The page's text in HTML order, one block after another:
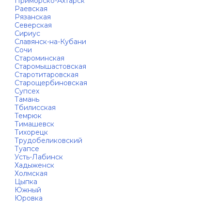
Раевская
Рязанская
Северская
Сириус
Славянск-на-Кубани
Сочи
Староминская
Старомышастовская
Старотитаровская
Старощербиновская
Супсех
Тамань
Тбилисская
Темрюк
Тимашевск
Тихорецк
Трудобеликовский
Туапсе
Усть-Лабинск
Хадыженск
Холмская
Цыпка
Южный
Юровка